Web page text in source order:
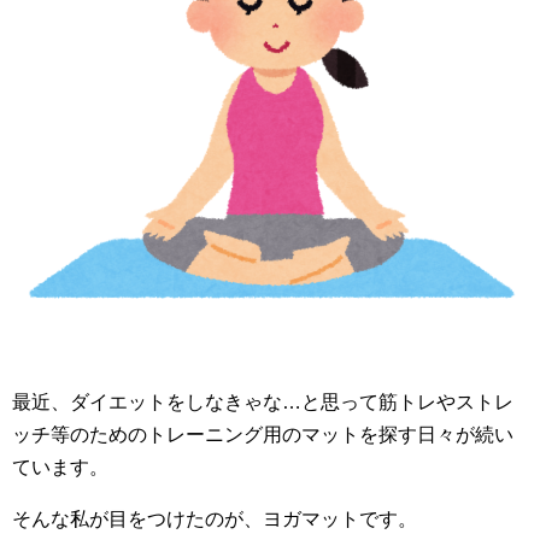
最近、ダイエットをしなきゃな…と思って筋トレやストレ
ッチ等のためのトレーニング用のマットを探す日々が続い
ています。
そんな私が目をつけたのが、ヨガマットです。